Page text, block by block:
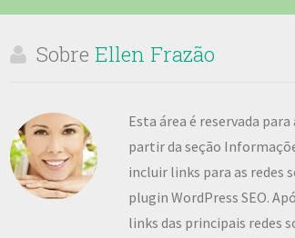
Sobre Ellen Frazão
Esta área é reservada
partir da seção
incluir links para as redes
plugin WordPress SEO.
links das principais redes